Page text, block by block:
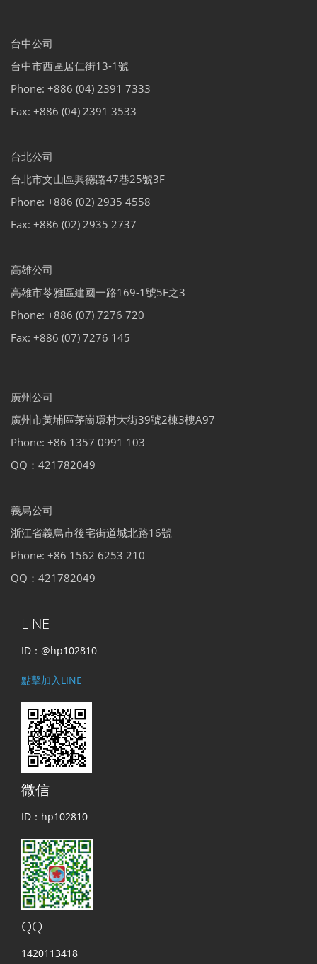
台中公司
台中市西區居仁街13-1號
Phone: +886 (04) 2391 7333
Fax: +886 (04) 2391 3533
台北公司
台北市文山區興德路47巷25號3F
Phone: +886 (02) 2935 4558
Fax: +886 (02) 2935 2737
高雄公司
高雄市苓雅區建國一路169-1號5F之3
Phone: +886 (07) 7276 720
Fax: +886 (07) 7276 145
廣州公司
廣州市黃埔區茅崗環村大街39號2棟3樓A97
Phone: +86 1357 0991 103
QQ：421782049
義烏公司
浙江省義烏市後宅街道城北路16號
Phone: +86 1562 6253 210
QQ：421782049
LINE
ID：@hp102810
點擊加入LINE
微信
ID：hp102810
QQ
1420113418